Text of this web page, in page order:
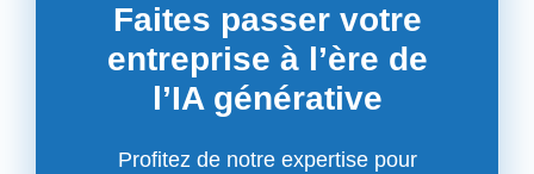
Faites passer votre
entreprise à l’ère de
l’IA générative
Profitez de notre expertise pour